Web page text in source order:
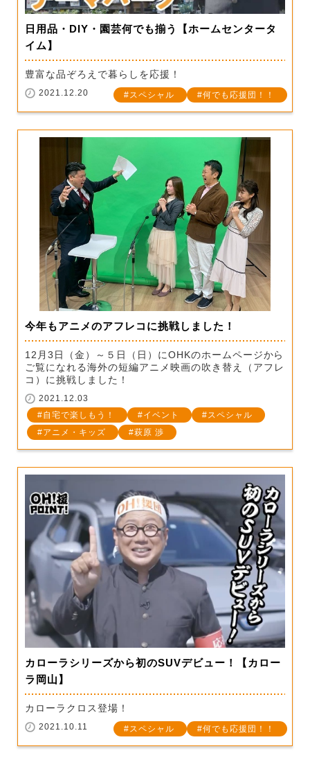
日用品・DIY・園芸何でも揃う【ホームセンタータ
イム】
豊富な品ぞろえで暮らしを応援！
2021.12.20 スペシャル 何でも応援団！！
今年もアニメのアフレコに挑戦しました！
12月3日（金）～５日（日）にOHKのホームページから
ご覧になれる海外の短編アニメ映画の吹き替え（アフレ
コ）に挑戦しました！
2021.12.03
自宅で楽しもう！
イベント
スペシャル
アニメ・キッズ
萩原 渉
カローラシリーズから初のSUVデビュー！【カロー
ラ岡山】
カローラクロス登場！
2021.10.11 スペシャル 何でも応援団！！